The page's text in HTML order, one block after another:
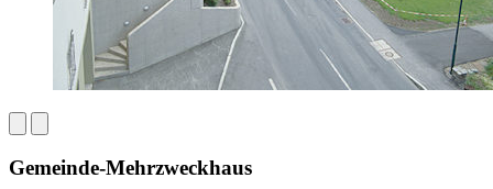
Gemeinde-Mehrzweckhaus